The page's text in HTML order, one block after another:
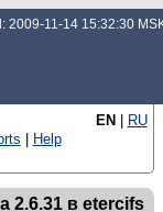
2009-11-14 15:32:30
EN | RU
| Help
2.6.31 в etercifs